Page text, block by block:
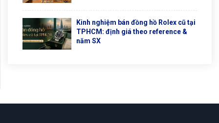
Kinh nghiệm bán đồng hồ Rolex cũ tại
TPHCM: định giá theo reference &
năm SX